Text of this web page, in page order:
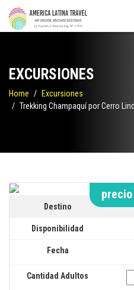
EXCURSIONES
Home
Excursiones
Trekking Champaquí por Cerro
Destino
Disponibilidad
Fecha
Cantidad Adultos